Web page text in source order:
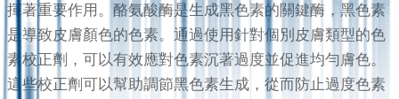
揮著重要作用。酪氨酸酶是生成黑色素的關鍵酶，黑色素
是導致皮膚顏色的色素。通過使用針對個別皮膚類型的色
素校正劑，可以有效應對色素沉著過度並促進均勻膚色。
這些校正劑可以幫助調節黑色素生成，從而防止過度色素